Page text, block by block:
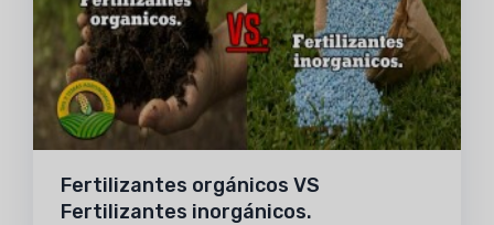
Fertilizantes orgánicos VS
Fertilizantes inorgánicos.